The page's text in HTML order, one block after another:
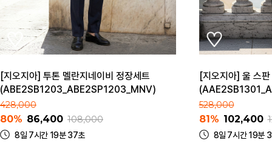
[지오지아] 투톤 멜란지네이비 정장세트
(ABE2SB1203_ABE2SP1203_MNV)
428,000
80% 86,400 108,000
8일 7시간 19분 37초
[지오지아] 울 스
528,000
81% 102,400
8일 7시간 19분